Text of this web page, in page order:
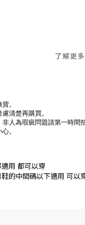
了解更多
。
清楚再購買。
人為瑕疵問題請第一時間
。
用 都可以穿
的中間碼以下適用 可以